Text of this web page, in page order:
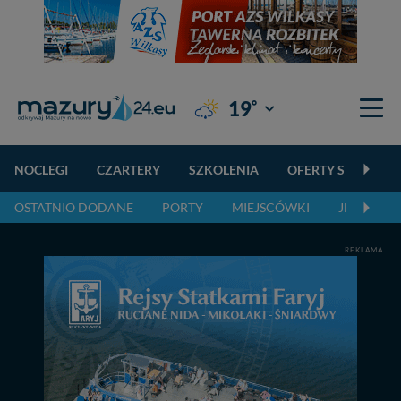
19° Giżycko
NOCLEGI CZARTERY SZKOLENIA OFERTY
OSTATNIO DODANE PORTY MIEJSCÓWKI JEZIORA,
REKLAMA